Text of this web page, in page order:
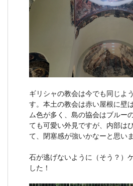
ギリシャの教会は今でも同じよ
す。本土の教会は赤い屋根に壁
ム色が多く、島の協会はブルー
ても可愛い外見ですが、内部は
て、閉塞感が強いかなーと思いま
石が逃げないように（そう？）
した！